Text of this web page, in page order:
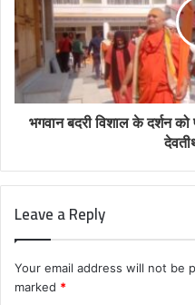
भगवान बदरी विशाल के दर्शन को
Leave a Reply
Your email address will not be
marked *